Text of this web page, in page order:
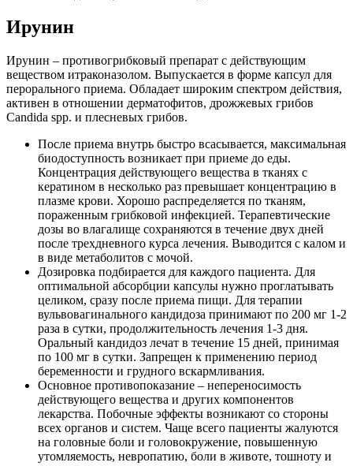
Ирунин
Ирунин – противогрибковый препарат с действующим
веществом итраконазолом. Выпускается в форме капсул для
перорального приема. Обладает широким спектром действия,
активен в отношении дерматофитов, дрожжевых грибов
Candida spp. и плесневых грибов.
После приема внутрь быстро всасывается, максимальная
биодоступность возникает при приеме до еды.
Концентрация действующего вещества в тканях с
кератином в несколько раз превышает концентрацию в
плазме крови. Хорошо распределяется по тканям,
пораженным грибковой инфекцией. Терапевтические
дозы во влагалище сохраняются в течение двух дней
после трехдневного курса лечения. Выводится с калом и
в виде метаболитов с мочой.
Дозировка подбирается для каждого пациента. Для
оптимальной абсорбции капсулы нужно проглатывать
целиком, сразу после приема пищи. Для терапии
вульвовагинального кандидоза принимают по 200 мг 1-2
раза в сутки, продолжительность лечения 1-3 дня.
Оральный кандидоз лечат в течение 15 дней, принимая
по 100 мг в сутки. Запрещен к применению период
беременности и грудного вскармливания.
Основное противопоказание – непереносимость
действующего вещества и других компонентов
лекарства. Побочные эффекты возникают со стороны
всех органов и систем. Чаще всего пациенты жалуются
на головные боли и головокружение, повышенную
утомляемость, невропатию, боли в животе, тошноту и